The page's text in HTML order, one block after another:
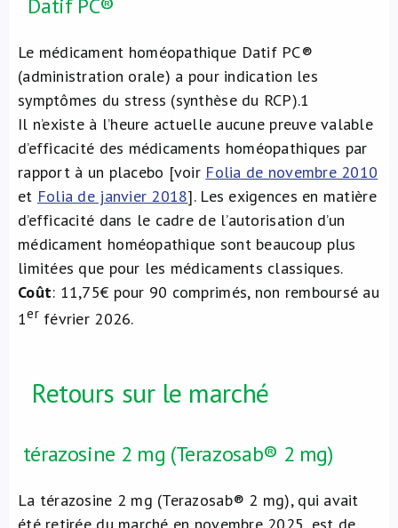
Datif PC®
Le médicament homéopathique Datif PC®
(administration orale) a pour indication les
symptômes du stress (synthèse du RCP).1
Il n’existe à l’heure actuelle aucune preuve valable
d’efficacité des médicaments homéopathiques par
rapport à un placebo [voir Folia de novembre 2010
et Folia de janvier 2018]. Les exigences en matière
d’efficacité dans le cadre de l’autorisation d’un
médicament homéopathique sont beaucoup plus
limitées que pour les médicaments classiques.
Coût: 11,75€ pour 90 comprimés, non remboursé au
1erfévrier 2026.
Retours sur le marché
térazosine 2 mg (Terazosab® 2 mg)
La térazosine 2 mg (Terazosab® 2 mg), qui avait